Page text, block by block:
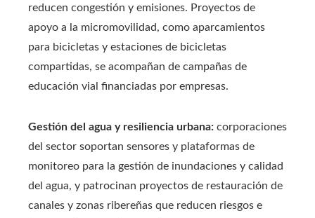
reducen congestión y emisiones. Proyectos de
apoyo a la micromovilidad, como aparcamientos
para bicicletas y estaciones de bicicletas
compartidas, se acompañan de campañas de
educación vial financiadas por empresas.
Gestión del agua y resiliencia urbana: corporaciones
del sector soportan sensores y plataformas de
monitoreo para la gestión de inundaciones y calidad
del agua, y patrocinan proyectos de restauración de
canales y zonas ribereñas que reducen riesgos e